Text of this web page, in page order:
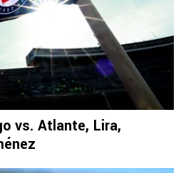
vs. Atlante, Lira,